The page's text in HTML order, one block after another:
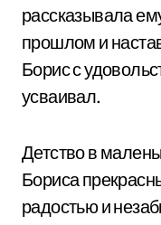
рассказывала
прошлом и
Борис с
усваивал.
Детство в
Бориса
радостью и